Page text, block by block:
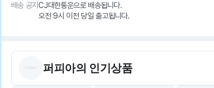
배송 공지CJ대한통운으로 배송됩니다.
오전 9시 이전 당일 출고됩니다.
퍼피아의 인기상품